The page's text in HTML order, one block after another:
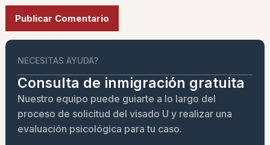
Alternative:
NECESITAS AYUDA?
Consulta de inmigración gratuita
Nuestro equipo puede guiarte a lo largo del
proceso de solicitud del visado U y realizar una
evaluación psicológica para tu caso.